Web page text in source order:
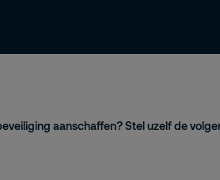
Beveiligingstrends & nieuws